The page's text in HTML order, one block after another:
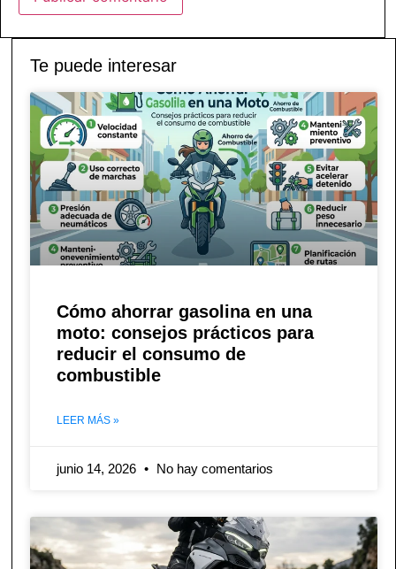
Te puede interesar
Cómo ahorrar gasolina en una
moto: consejos prácticos para
reducir el consumo de
combustible
LEER MÁS »
junio 14, 2026 No hay comentarios